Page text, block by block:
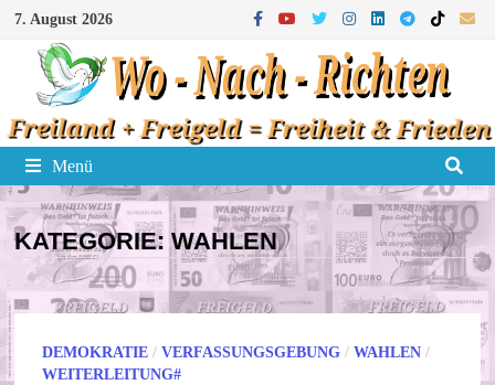
Zum
Inhalt
springen
7. August 2026
Menü
KATEGORIE:WAHLEN
DEMOKRATIE /VERFASSUNGSGEBUNG /WAHLEN /
WEITERLEITUNG#